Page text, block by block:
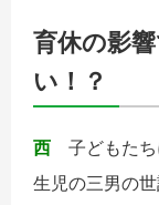
育休の影
い！？
西 子どもたち
生児の三男の